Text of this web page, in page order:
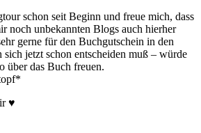
schon seit Beginn und freue mich, dass
noch unbekannten Blogs auch hierher
gerne für den Buchgutschein in den
jetzt schon entscheiden muß – würde
über das Buch freuen.
♥